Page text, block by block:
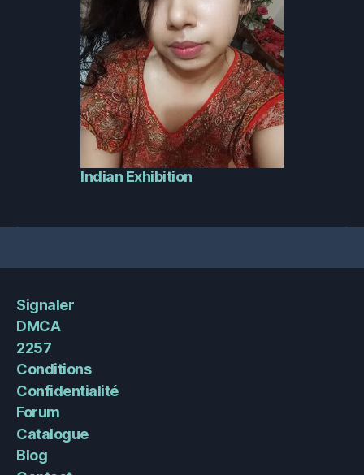
Indian Exhibition
Signaler
DMCA
2257
Conditions
Confidentialité
Forum
Catalogue
Blog